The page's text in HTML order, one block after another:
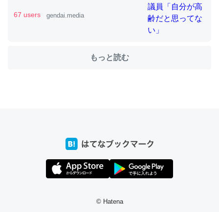
ちょうど同じ理由でEcho Show 8を設定中でした。Prime
それを実質100倍以上に伸ばす効果があるはず……
私も3年前ぐらいに祖母の家に設置した。ポケットWifiみ
たいなのでネット環境作ったけどAlexaしか使わないので
回線代ほとんどかからないですよ。参考：
67 users gendai.media
もっと読む
© Hatena